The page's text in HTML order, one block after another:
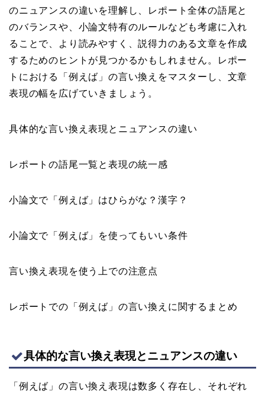
のニュアンスの違いを理解し、レポート全体の語尾と
のバランスや、小論文特有のルールなども考慮に入れ
ることで、より読みやすく、説得力のある文章を作成
するためのヒントが見つかるかもしれません。レポー
トにおける「例えば」の言い換えをマスターし、文章
表現の幅を広げていきましょう。
具体的な言い換え表現とニュアンスの違い
レポートの語尾一覧と表現の統一感
小論文で「例えば」はひらがな？漢字？
小論文で「例えば」を使ってもいい条件
言い換え表現を使う上での注意点
レポートでの「例えば」の言い換えに関するまとめ
具体的な言い換え表現とニュアンスの違い
「例えば」の言い換え表現は数多く存在し、それぞれ